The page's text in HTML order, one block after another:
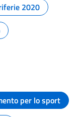
2020
per lo sport